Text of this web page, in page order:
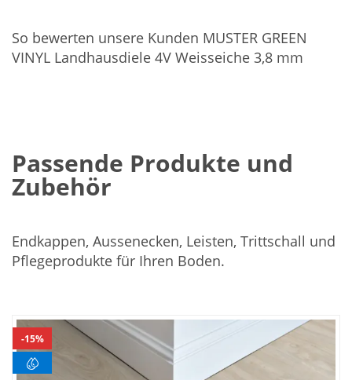
So bewerten unsere Kunden MUSTER GREEN
VINYL Landhausdiele 4V Weisseiche 3,8 mm
Passende Produkte und
Zubehör
Endkappen, Aussenecken, Leisten, Trittschall und
Pflegeprodukte für Ihren Boden.
15%
In
den
Warenkorb